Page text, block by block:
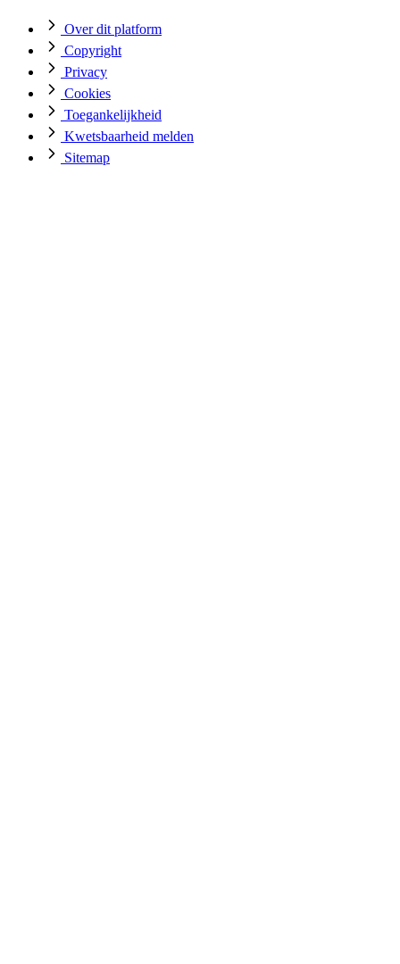
Over dit platform
Copyright
Privacy
Cookies
Toegankelijkheid
Kwetsbaarheid melden
Sitemap